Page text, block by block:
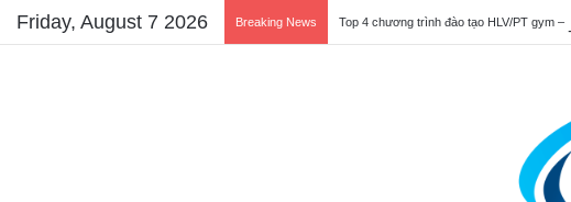
Friday, August 7 2026 Breaking News Top 4 chương trình đào tạo HLV/PT gym –